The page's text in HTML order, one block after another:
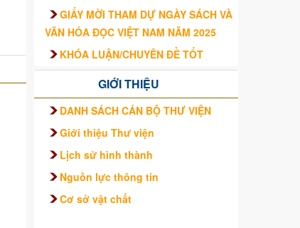
GIẤY MỜI THAM DỰ NGÀY SÁCH VÀ
VĂN HÓA ĐỌC VIỆT NAM NĂM 2025
KHÓA LUẬN/CHUYÊN ĐỀ TỐT
NGHIỆP CỦA SINH VIÊN – TRƯỜNG
CAO ĐẲNG SƯ PHẠM TRUNG ƯƠNG
TRÌNH ĐỘ CAO ĐẲNG HỆ CHÍNH QUY
KHÓA 2021 – 2024
GIỚI THIỆU
DANH SÁCH CÁN BỘ THƯ VIỆN
Giới thiệu Thư viện
Lịch sử hình thành
Nguồn lực thông tin
Cơ sở vật chất